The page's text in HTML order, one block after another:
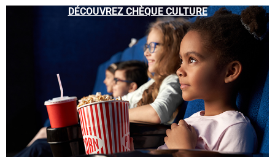
DÉCOUVREZ CHÈQUE CULTURE